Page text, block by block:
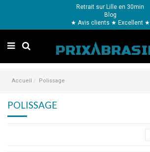
Retrait sur Lille en 30min
Blog
★ Avis clients ★ Excellent ★
Accueil Polissage
POLISSAGE